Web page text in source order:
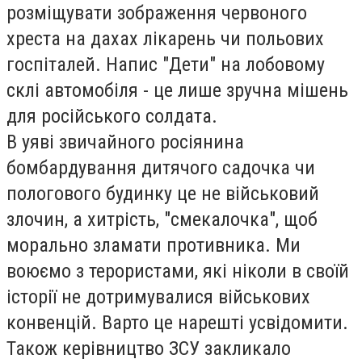
розміщувати зображення червоного
хреста на дахах лікарень чи польових
госпіталей. Напис "Дети" на лобовому
склі автомобіля - це лише зручна мішень
для російського солдата.
В уяві звичайного росіянина
бомбардування дитячого садочка чи
пологового будинку це не військовий
злочин, а хитрість, "смекалочка", щоб
морально зламати противника. Ми
воюємо з терористами, які ніколи в своїй
історії не дотримувалися військових
конвенцій. Варто це нарешті усвідомити.
Також керівництво ЗСУ закликало